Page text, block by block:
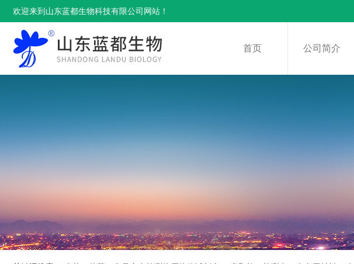
欢迎来到山东蓝都生物科技有限公司网站！
首页 公司简介